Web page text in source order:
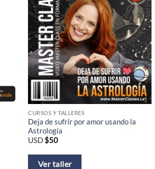
CURSOS Y TALLERES
Deja de sufrir por amor usando la
Astrología
USD$50
Ver taller